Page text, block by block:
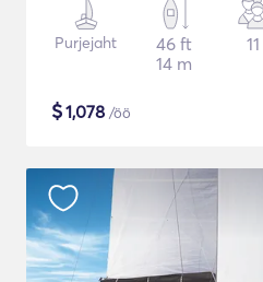
Purjejaht
46 ft
14 m
11
$1,078 /öö